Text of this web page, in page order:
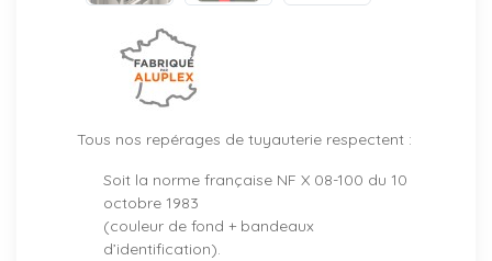
Tous nos repérages de tuyauterie respectent :
Soit la norme française NF X 08-100 du 10
octobre 1983
(couleur de fond + bandeaux
d’identification).